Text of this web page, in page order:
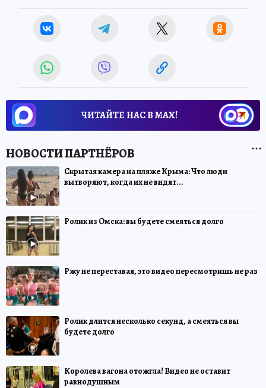
ЧИТАЙТЕ НАС В МАХ!
Скрытая камера на пляже Крыма: Что люди
вытворяют, когда их не видят...
Ролик из Омска: вы будете смеяться долго
Ржу не переставая, это видео пересмотришь не раз
Ролик длится несколько секунд, а смеяться вы
будете долго
Королева вагона отожгла! Видео не оставит
равнодушным